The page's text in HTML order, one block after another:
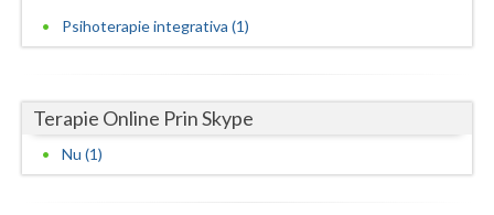
Iasi
Maramures
Mehedinti
Psihoterapie integrativa (1)
Terapie Online Prin Skype
Nu (1)